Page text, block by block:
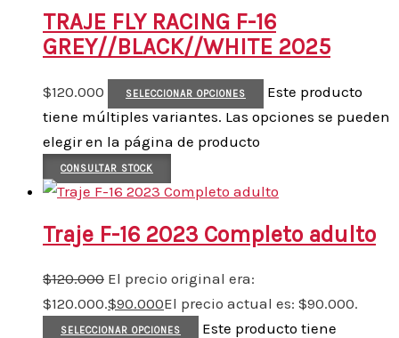
TRAJE FLY RACING F-16
GREY//BLACK//WHITE 2025
$120.000 SELECCIONAR OPCIONES
Este producto
tiene múltiples variantes. Las opciones se pueden
elegir en la página de producto
CONSULTAR STOCK
Traje F-16 2023 Completo adulto
$120.000 El precio original era:
$120.000.$90.000El precio actual es: $90.000.
SELECCIONAR OPCIONES
Este producto tiene